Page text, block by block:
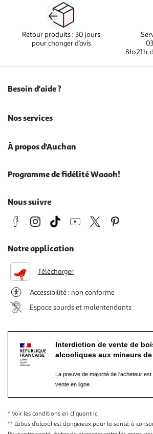
Retour produits : 30 jours
pour changer d’avis
8h>21h,
Besoin d'aide ?
Nos services
À propos d'Auchan
Programme de fidélité Waaoh!
Nous suivre
Notre application
Télécharger
Accessibilité : non conforme
Espace sourds et malentendants
Interdiction de vente de
alcooliques aux mineurs
La preuve de majorité de l'acheteur
vente en ligne.
* Voir les conditions en cliquant ici
** L’abus d’alcool est dangereux pour la santé, à